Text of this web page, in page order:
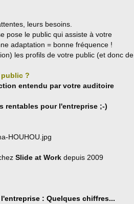
leurs besoins.
pose le public qui assiste à votre
adaptation = bonne fréquence !
les profils de votre public (et donc de
public ?
entendu par votre auditoire
rentables pour l'entreprise ;-)
Slide at Work depuis 2009
: Quelques chiffres...